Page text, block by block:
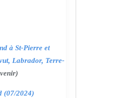
à St-Pierre et
Labrador, Terre-
(07/2024)